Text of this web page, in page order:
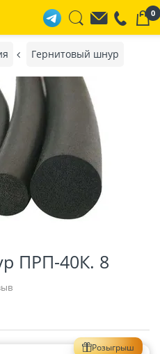
0
Гернитовый шнур
ПРП-40К. 8
Розыгрыш